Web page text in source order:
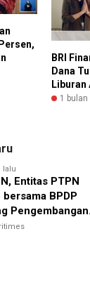
BRI
Dana
Liburan
1
lalu
Entitas PTPN
bersama BPDP
Pengembangan
melalui Workshop